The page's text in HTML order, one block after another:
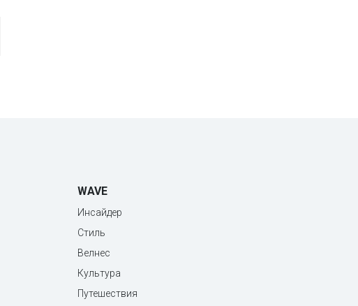
WAVE
Инсайдер
Стиль
Велнес
Культура
Путешествия